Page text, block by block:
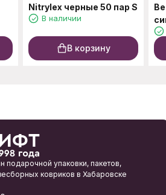
Nitrylex черные 50 пар S
В наличии
В корзину
подарочной упаковки, пакетов,
ковриков в Хабаровске